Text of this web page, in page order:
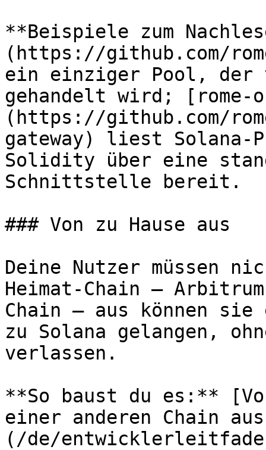
**Beispiele zum
(https://github.com/
ein einziger Pool, der
gehandelt wird; [rome-
(https://github.com/
gateway) liest
Solidity über eine
Schnittstelle bereit.
### Von zu Hause aus
Deine Nutzer müssen
Heimat-Chain —
Chain — aus können sie
zu Solana gelangen,
verlassen.
**So baust du es:**
einer anderen Chain
(/de/